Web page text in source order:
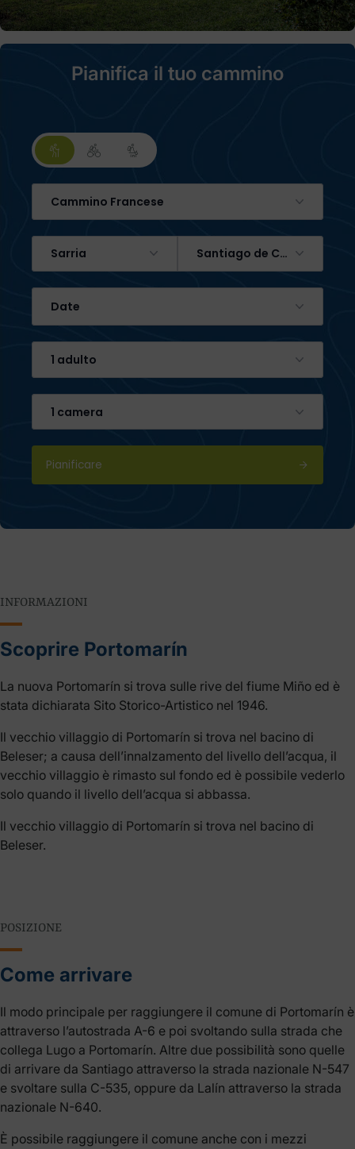
Pianifica il tuo cammino
Cammino Francese
Sarria Santiago de Compostela
Date
1 adulto
1 camera
Pianificare
INFORMAZIONI
Scoprire Portomarín
La nuova Portomarín si trova sulle rive del fiume Miño ed è
stata dichiarata Sito Storico-Artistico nel 1946.
Il vecchio villaggio di Portomarín si trova nel bacino di
Beleser; a causa dell’innalzamento del livello dell’acqua, il
vecchio villaggio è rimasto sul fondo ed è possibile vederlo
solo quando il livello dell’acqua si abbassa.
Il vecchio villaggio di Portomarín si trova nel bacino di
Beleser.
POSIZIONE
Come arrivare
Il modo principale per raggiungere il comune di Portomarín è
attraverso l’autostrada A-6 e poi svoltando sulla strada che
collega Lugo a Portomarín. Altre due possibilità sono quelle
di arrivare da Santiago attraverso la strada nazionale N-547
e svoltare sulla C-535, oppure da Lalín attraverso la strada
nazionale N-640.
È possibile raggiungere il comune anche con i mezzi